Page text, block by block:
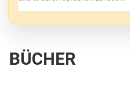
BÜCHER